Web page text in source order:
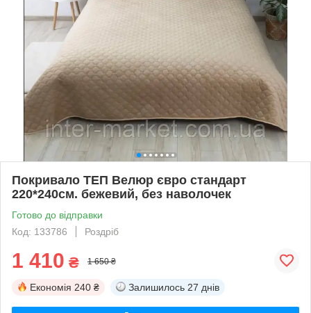
Покривало ТЕП Велюр євро стандарт
220*240см. бежевий, без наволочек
Готово до відправки
Код: 133786
Роздріб
1 410 ₴ 1 650 ₴
Економія 240 ₴ Залишилось 27 днів